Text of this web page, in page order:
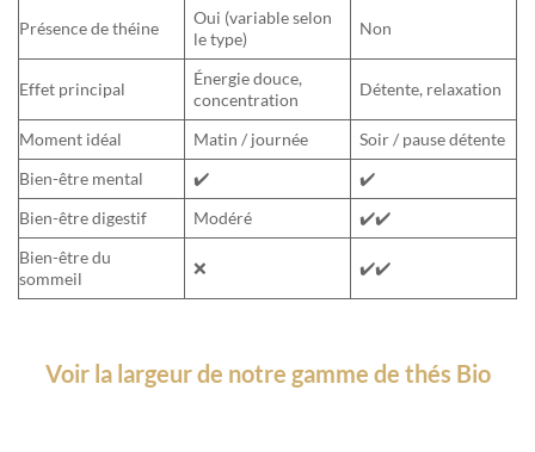
Présence de théine
Oui (variable selon
le type)
Non
Effet principal
Énergie douce,
concentration
Détente, relaxation
Moment idéal Matin / journée
Soir / pause détente
Bien-être mental
✔️
✔️
Bien-être digestif
Modéré
✔️✔️
Bien-être du
sommeil
❌ ✔️✔️
Voir la largeur de notre gamme de thés Bio